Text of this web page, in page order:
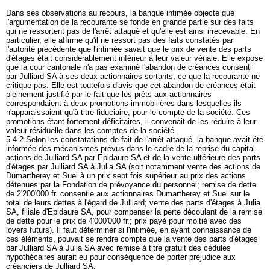
Dans ses observations au recours, la banque intimée objecte que
l'argumentation de la recourante se fonde en grande partie sur des faits
qui ne ressortent pas de l'arrêt attaqué et qu'elle est ainsi irrecevable. En
particulier, elle affirme qu'il ne ressort pas des faits constatés par
l'autorité précédente que l'intimée savait que le prix de vente des parts
d'étages était considérablement inférieur à leur valeur vénale. Elle expose
que la cour cantonale n'a pas examiné l'abandon de créances consenti
par Julliard SA à ses deux actionnaires sortants, ce que la recourante ne
critique pas. Elle est toutefois d'avis que cet abandon de créances était
pleinement justifié par le fait que les prêts aux actionnaires
correspondaient à deux promotions immobilières dans lesquelles ils
n'apparaissaient qu'à titre fiduciaire, pour le compte de la société. Ces
promotions étant fortement déficitaires, il convenait de les réduire à leur
valeur résiduelle dans les comptes de la société.
5.4.2 Selon les constatations de fait de l'arrêt attaqué, la banque avait été
informée des mécanismes prévus dans le cadre de la reprise du capital-
actions de Julliard SA par Epidaure SA et de la vente ultérieure des parts
d'étages par Julliard SA à Julia SA (soit notamment vente des actions de
Dumartherey et Suel à un prix sept fois supérieur au prix des actions
détenues par la Fondation de prévoyance du personnel; remise de dette
de 2'200'000 fr. consentie aux actionnaires Dumartherey et Suel sur le
total de leurs dettes à l'égard de Julliard; vente des parts d'étages à Julia
SA, filiale d'Epidaure SA, pour compenser la perte découlant de la remise
de dette pour le prix de 4'000'000 fr.; prix payé pour moitié avec des
loyers futurs). Il faut déterminer si l'intimée, en ayant connaissance de
ces éléments, pouvait se rendre compte que la vente des parts d'étages
par Julliard SA à Julia SA avec remise à titre gratuit des cédules
hypothécaires aurait eu pour conséquence de porter préjudice aux
créanciers de Julliard SA.